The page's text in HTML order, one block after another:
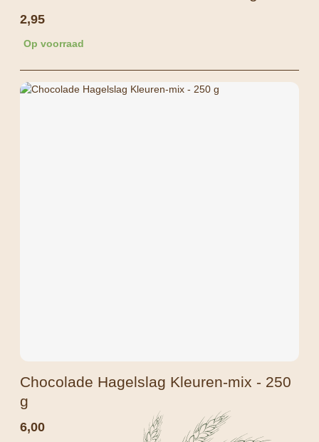
2,95
Op voorraad
Chocolade Hagelslag Kleuren-mix - 250
g
6,00